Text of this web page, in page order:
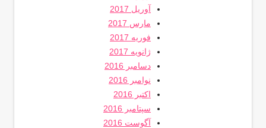
آوریل 2017
مارس 2017
فوریه 2017
ژانویه 2017
دسامبر 2016
نوامبر 2016
اکتبر 2016
سپتامبر 2016
آگوست 2016